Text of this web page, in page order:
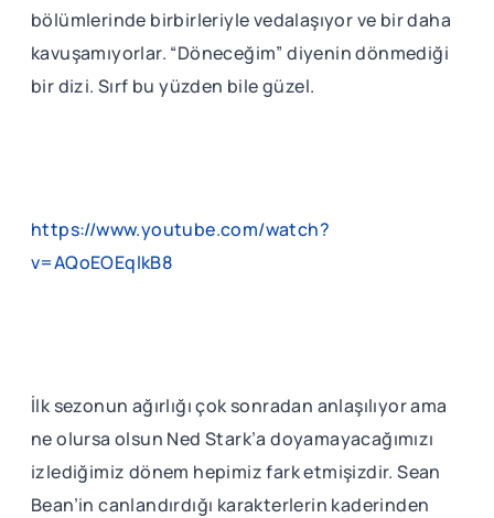
bölümlerinde birbirleriyle vedalaşıyor ve bir daha
kavuşamıyorlar. “Döneceğim” diyenin dönmediği
bir dizi. Sırf bu yüzden bile güzel.
https://www.youtube.com/watch?
v=AQoEOEqlkB8
İlk sezonun ağırlığı çok sonradan anlaşılıyor ama
ne olursa olsun Ned Stark’a doyamayacağımızı
izlediğimiz dönem hepimiz fark etmişizdir. Sean
Bean’in canlandırdığı karakterlerin kaderinden